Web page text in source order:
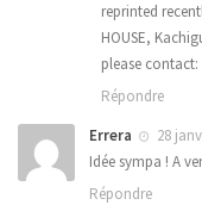
reprinted
HOUSE,
please contact:
Répondre
Errera
28
Idée sympa ! A
Répondre